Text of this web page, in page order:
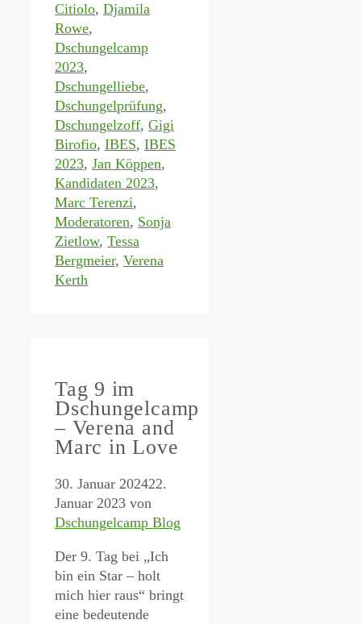
Citiolo, Djamila
Rowe,
Dschungelcamp
2023,
Dschungelliebe,
Dschungelprüfung,
Dschungelzoff, Gigi
Birofio, IBES, IBES
2023, Jan Köppen,
Kandidaten 2023,
Marc Terenzi,
Moderatoren, Sonja
Zietlow, Tessa
Bergmeier, Verena
Kerth
Tag 9 im
Dschungelcamp
– Verena and
Marc in Love
30. Januar 202422.
Januar 2023 von
Dschungelcamp Blog
Der 9. Tag bei „Ich
bin ein Star – holt
mich hier raus“ bringt
eine bedeutende